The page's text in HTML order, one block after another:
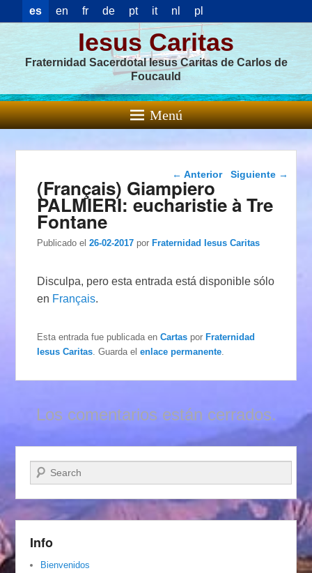
es en fr de pt it nl pl
Iesus Caritas
Fraternidad Sacerdotal Iesus Caritas de Carlos de
Foucauld
Menú
Navegación de
entradas
← Anterior Siguiente →
(Français) Giampiero
PALMIERI: eucharistie à Tre
Fontane
Publicado el 26-02-2017 porFraternidad Iesus Caritas
Disculpa, pero esta entrada está disponible sólo
en Français.
Esta entrada fue publicada enCartas porFraternidad
Iesus Caritas . Guarda elenlace permanente
Los comentarios están cerrados.
Buscar
Info
Bienvenidos